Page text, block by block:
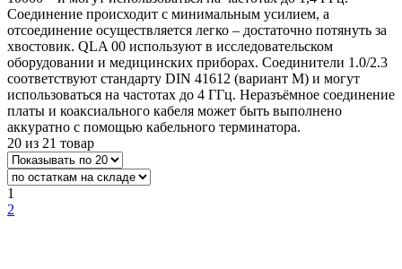
Соединение происходит с минимальным усилием, а
отсоединение осуществляется легко – достаточно потянуть за
хвостовик. QLA 00 используют в исследовательском
оборудовании и медицинских приборах. Соединители 1.0/2.3
соответствуют стандарту DIN 41612 (вариант М) и могут
использоваться на частотах до 4 ГГц. Неразъёмное соединение
платы и коаксиального кабеля может быть выполнено
аккуратно с помощью кабельного терминатора.
20 из 21 товар
1
2